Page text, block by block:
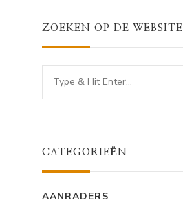
ZOEKEN OP DE WEBSITE
Looking
for
CATEGORIEËN
AANRADERS